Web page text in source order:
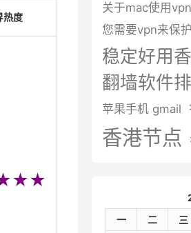
热度
关于mac使用
您需要vpn来保
稳定好用
翻墙软件
苹果手机 gmail
香港节点
一
二 三